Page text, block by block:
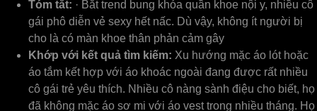
Tóm tắt: · Bắt trend bung khóa quần khoe nội y, nhiều cô
gái phô diễn vẻ sexy hết nấc. Dù vậy, không ít người bị
cho là có màn khoe thân phản cảm gây
Khớp với kết quả tìm kiếm: Xu hướng mặc áo lót hoặc
áo tắm kết hợp với áo khoác ngoài đang được rất nhiều
cô gái trẻ yêu thích. Nhiều cô nàng sành điệu cho biết, họ
đã không mặc áo sơ mi với áo vest trong nhiều tháng. Họ